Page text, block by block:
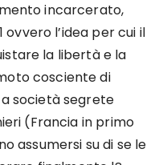
incarcerato,
ovvero l’idea per cui il
la libertà e la
cosciente di
società segrete
(Francia in primo
assumersi su di se le